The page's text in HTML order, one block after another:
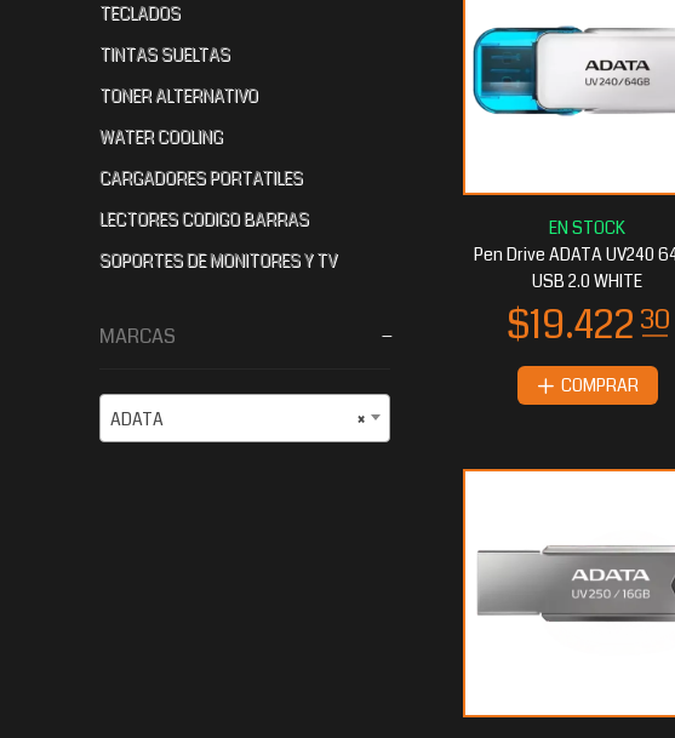
TECLADOS
TINTAS SUELTAS
TONER ALTERNATIVO
WATER COOLING
CARGADORES PORTATILES
LECTORES CODIGO BARRAS
SOPORTES DE MONITORES Y TV
MARCAS
×
ADATA
Pen Drive ADATA UV240
USB 2.0 WHITE
COMPRAR